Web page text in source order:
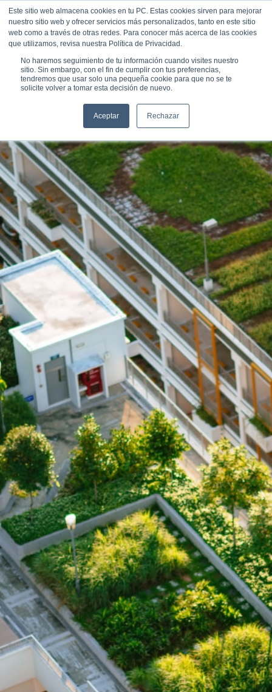
Este sitio web almacena cookies en tu PC. Estas cookies sirven para mejorar
nuestro sitio web y ofrecer servicios más personalizados, tanto en este sitio
web como a través de otras redes. Para conocer más acerca de las cookies
que utilizamos, revisa nuestra Política de Privacidad.
No haremos seguimiento de tu información cuando visites nuestro
sitio. Sin embargo, con el fin de cumplir con tus preferencias,
tendremos que usar solo una pequeña cookie para que no se te
solicite volver a tomar esta decisión de nuevo.
Aceptar Rechazar
UNEIX-
TE
SOM CONEIXEMENT